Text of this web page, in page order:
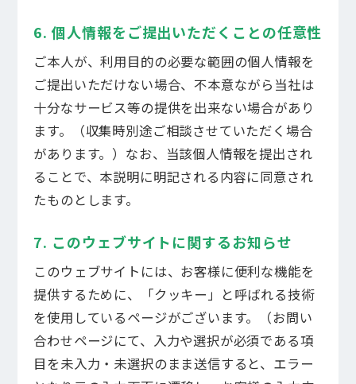
6. 個人情報をご提出いただくことの任意性
ご本人が、利用目的の必要な範囲の個人情報を
ご提出いただけない場合、不本意ながら当社は
十分なサービス等の提供を出来ない場合があり
ます。（収集時別途ご相談させていただく場合
があります。）なお、当該個人情報を提出され
ることで、本説明に明記される内容に同意され
たものとします。
7. このウェブサイトに関するお知らせ
このウェブサイトには、お客様に便利な機能を
提供するために、「クッキー」と呼ばれる技術
を使用しているページがございます。（お問い
合わせページにて、入力や選択が必須である項
目を未入力・未選択のまま送信すると、エラー